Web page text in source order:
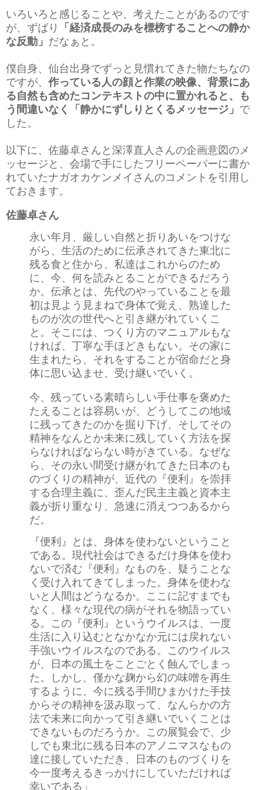
いろいろと感じることや、考えたことがあるのです
が、ずばり
「経済成長のみを標榜することへの静か
な反動」 だなぁと。
僕自身、仙台出身でずっと見慣れてきた物たちなの
ですが、 作っている人の顔と作業の映像、背景にあ
る自然も含めたコンテキストの中に置かれると、も
う間違いなく「静かにずしりとくるメッセージ」 で
した。
以下に、佐藤卓さんと深澤直人さんの企画意図のメ
ッセージと、会場で手にしたフリーペーパーに書か
れていたナガオカケンメイさんのコメントを引用し
ておきます。
佐藤卓さん
永い年月、厳しい自然と折りあいをつけな
がら、生活のために伝承されてきた東北に
残る食と住から、私達はこれからのため
に、今、何を読みとることができるだろう
か。伝承とは、先代のやっていることを最
初は見よう見まねで身体で覚え、熟達した
ものが次の世代へと引き継がれていくこ
と。そこには、つくり方のマニュアルもな
ければ、丁寧な手ほどきもない。その家に
生まれたら、それをすることが宿命だと身
体に思い込ませ、受け継いでいく。
今、残っている素晴らしい手仕事を褒めた
たえることは容易いが、どうしてこの地域
に残ってきたのかを掘り下げ、そしてその
精神をなんとか未来に残していく方法を探
らなければならない時がきている。なぜな
ら、その永い間受け継がれてきた日本のも
のづくりの精神が、近代の『便利』を崇拝
する合理主義に、歪んだ民主主義と資本主
義が折り重なり、急速に消えつつあるから
だ。
『便利』とは、身体を使わないということ
である。現代社会はできるだけ身体を使わ
ないで済む『便利』なものを、疑うことな
く受け入れてきてしまった。身体を使わな
いと人間はどうなるか。ここに記すまでも
なく、様々な現代の病がそれを物語ってい
る。この『便利』というウイルスは、一度
生活に入り込むとなかなか元には戻れない
手強いウイルスなのである。このウイルス
が、日本の風土をことごとく蝕んでしまっ
た。しかし、僅かな麹から幻の味噌を再生
するように、今に残る手間ひまかけた手技
からその精神を汲み取って、なんらかの方
法で未来に向かって引き継いでいくことは
できないものだろうか。この展覧会で、少
しでも東北に残る日本のアノニマスなもの
達に接していただき、日本のものづくりを
今一度考えるきっかけにしていただければ
幸いである」